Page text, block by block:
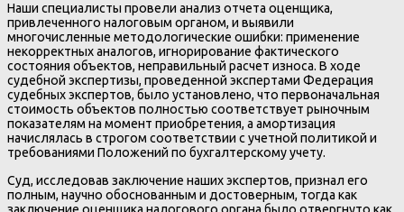
Наши специалисты провели анализ отчета оценщика,
привлеченного налоговым органом, и выявили
многочисленные методологические ошибки: применение
некорректных аналогов, игнорирование фактического
состояния объектов, неправильный расчет износа. В ходе
судебной экспертизы, проведенной экспертами Федерация
судебных экспертов, было установлено, что первоначальная
стоимость объектов полностью соответствует рыночным
показателям на момент приобретения, а амортизация
начислялась в строгом соответствии с учетной политикой и
требованиями Положений по бухгалтерскому учету.
Суд, исследовав заключение наших экспертов, признал его
полным, научно обоснованным и достоверным, тогда как
заключение оценщика налогового органа было отвергнуто как